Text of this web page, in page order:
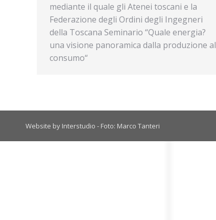
mediante il quale gli Atenei toscani e la
Federazione degli Ordini degli Ingegneri
della Toscana Seminario “Quale energia?
una visione panoramica dalla produzione al
consumo“
Website by Interstudio - Foto: Marco Tanteri